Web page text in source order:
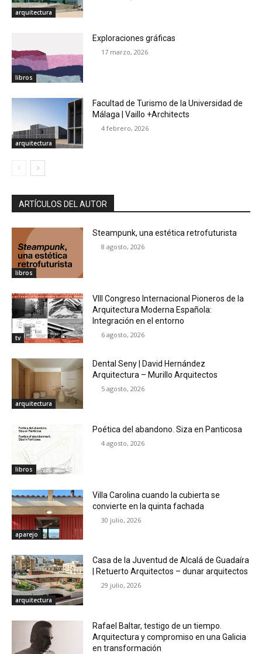
arquitectura
libros
Exploraciones gráficas
17 marzo, 2026
arquitectura
Facultad de Turismo de la Universidad de
Málaga | Vaillo +Architects
4 febrero, 2026
ARTÍCULOS DEL AUTOR
libros
Steampunk, una estética retrofuturista
8 agosto, 2026
tv
VIII Congreso Internacional Pioneros de la
Arquitectura Moderna Española:
Integración en el entorno
6 agosto, 2026
arquitectura
Dental Seny | David Hernández
Arquitectura – Murillo Arquitectos
5 agosto, 2026
libros
Poética del abandono. Siza en Panticosa
4 agosto, 2026
aparejo
Villa Carolina cuando la cubierta se
convierte en la quinta fachada
30 julio, 2026
arquitectura
Casa de la Juventud de Alcalá de Guadaíra
| Retuerto Arquitectos – dunar arquitectos
29 julio, 2026
Rafael Baltar, testigo de un tiempo.
Arquitectura y compromiso en una Galicia
en transformación